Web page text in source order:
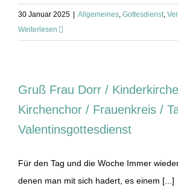
30 Januar 2025 Allgemeines, Gottesdienst,
Weiterlesen
Gruß Frau Dorr /
Kirchenchor / Frauenkreis /
Valentinsgottesdienst
Für den Tag und die Woche Immer
denen man mit sich hadert, es einem [...]